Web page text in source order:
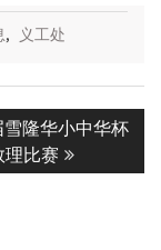
, 义工处
隆华小中华杯
理比赛